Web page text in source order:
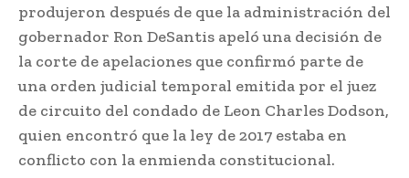
produjeron después de que la administración del
gobernador Ron DeSantis apeló una decisión de
la corte de apelaciones que confirmó parte de
una orden judicial temporal emitida por el juez
de circuito del condado de Leon Charles Dodson,
quien encontró que la ley de 2017 estaba en
conflicto con la enmienda constitucional.